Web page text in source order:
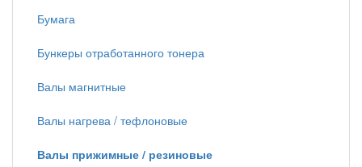
Бумага
Бункеры отработанного тонера
Валы магнитные
Валы нагрева / тефлоновые
Валы прижимные / резиновые